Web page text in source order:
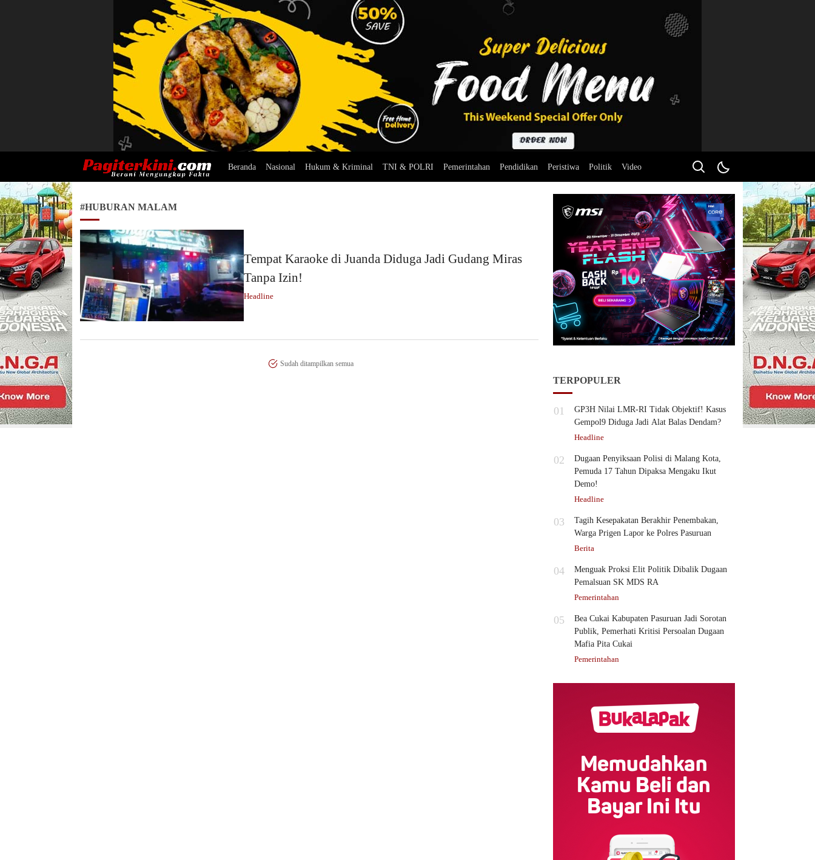
Beranda Nasional Hukum & Kriminal TNI & POLRI Pemerintahan Pendidikan Peristiwa Politik Video
#HUBURAN MALAM
Tempat Karaoke di Juanda Diduga Jadi Gudang Miras
Tanpa Izin!
Headline
Sudah ditampilkan semua
TERPOPULER
01
GP3H Nilai LMR-RI Tidak Objektif! Kasus
Gempol9 Diduga Jadi Alat Balas Dendam?
Headline
02
Dugaan Penyiksaan Polisi di Malang Kota,
Pemuda 17 Tahun Dipaksa Mengaku Ikut
Demo!
Headline
03
Tagih Kesepakatan Berakhir Penembakan,
Warga Prigen Lapor ke Polres Pasuruan
Berita
04
Menguak Proksi Elit Politik Dibalik Dugaan
Pemalsuan SK MDS RA
Pemerintahan
05
Bea Cukai Kabupaten Pasuruan Jadi Sorotan
Publik, Pemerhati Kritisi Persoalan Dugaan
Mafia Pita Cukai
Pemerintahan